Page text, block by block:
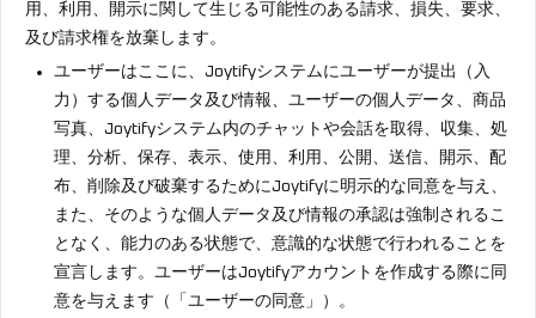
用、利用、開示に関して生じる可能性のある請求、損失、要求、
及び請求権を放棄します。
ユーザーはここに、Joytifyシステムにユーザーが提出（入
力）する個人データ及び情報、ユーザーの個人データ、商品
写真、Joytifyシステム内のチャットや会話を取得、収集、処
理、分析、保存、表示、使用、利用、公開、送信、開示、配
布、削除及び破棄するためにJoytifyに明示的な同意を与え、
また、そのような個人データ及び情報の承認は強制されるこ
となく、能力のある状態で、意識的な状態で行われることを
宣言します。ユーザーはJoytifyアカウントを作成する際に同
意を与えます（「ユーザーの同意」）。